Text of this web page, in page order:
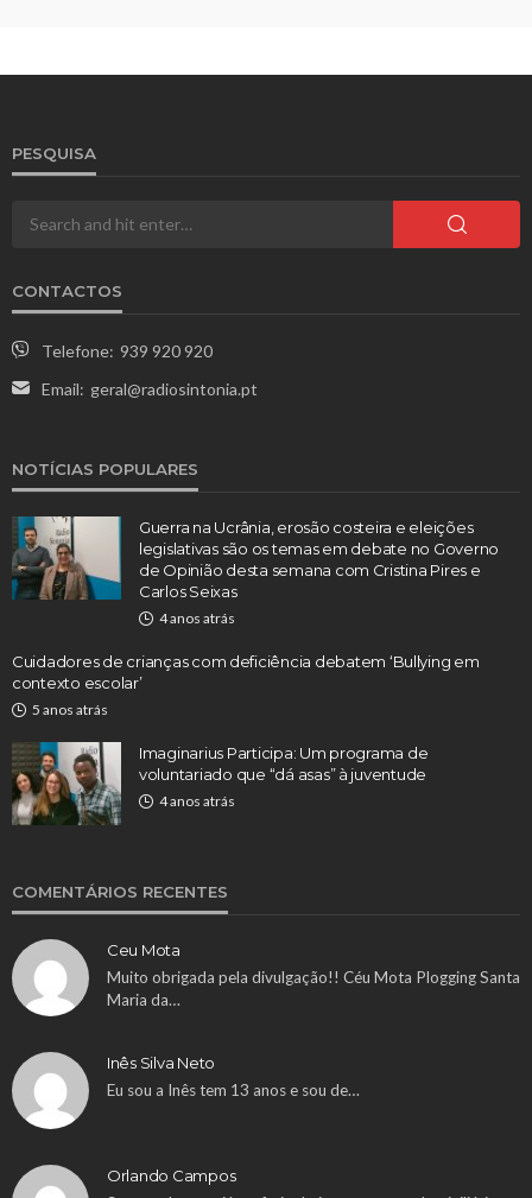
PESQUISA
CONTACTOS
Telefone: 939 920 920
Email: geral@radiosintonia.pt
NOTÍCIAS POPULARES
Guerra na Ucrânia, erosão costeira e eleições
legislativas são os temas em debate no Governo
de Opinião desta semana com Cristina Pires e
Carlos Seixas
4 anos atrás
Cuidadores de crianças com deficiência debatem ‘Bullying em
contexto escolar’
5 anos atrás
Imaginarius Participa: Um programa de
voluntariado que “dá asas” à juventude
4 anos atrás
COMENTÁRIOS RECENTES
Ceu Mota
Muito obrigada pela divulgação!! Céu Mota Plogging Santa
Maria da…
Inês Silva Neto
Eu sou a Inês tem 13 anos e sou de…
Orlando Campos